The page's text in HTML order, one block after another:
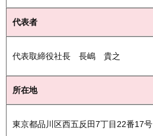
代表者
代表取締役社長 長嶋 貴之
所在地
東京都品川区西五反田7丁目22番17号